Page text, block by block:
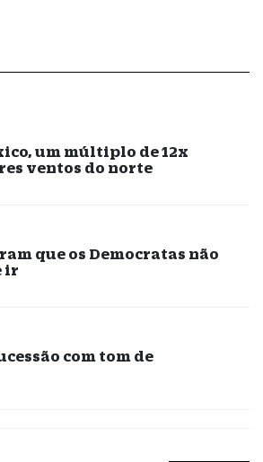
um múltiplo de 12x
ventos do norte
que os Democratas não
ir
com tom de